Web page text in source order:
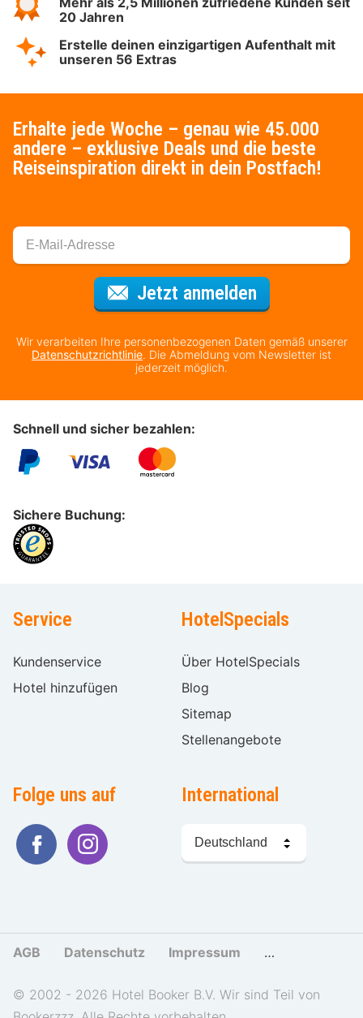
20 Jahren
Erstelle deinen einzigartigen Aufenthalt mit
unseren 56 Extras
Erhalte jede Woche – genau wie 45.000
andere – exklusive Deals und die beste
Reiseinspiration direkt in dein Postfach!
Jetzt anmeldenFür den
Wir verarbeiten Ihre personenbezogenen Daten gemäß unserer
Datenschutzrichtlinie. Die Abmeldung vom Newsletter ist
jederzeit möglich.
Schnell und sicher bezahlen:
Sichere Buchung:
Service
Kundenservice
Hotel hinzufügen
HotelSpecials
Über HotelSpecials
Blog
Sitemap
Stellenangebote
Folge uns auf International
wählen
AGB Datenschutz Impressum Cookies und
© 2002 - 2026 Hotel Booker B.V. Wir sind Teil von